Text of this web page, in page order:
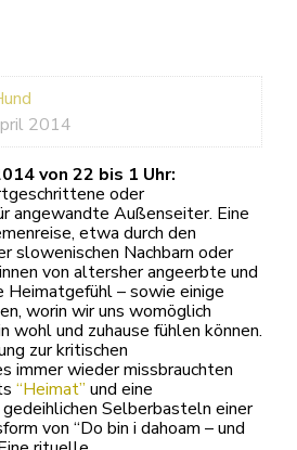
2014
von 22 bis 1 Uhr:
oder
angewandte Außenseiter. Eine
etwa durch den
slowenischen Nachbarn oder
von altersher angeerbte und
Heimatgefühl – sowie einige
worin wir uns womöglich
wohl und zuhause fühlen können.
zur kritischen
immer wieder missbrauchten
“Heimat” und eine
Selberbasteln einer
von “Do bin i dahoam – und